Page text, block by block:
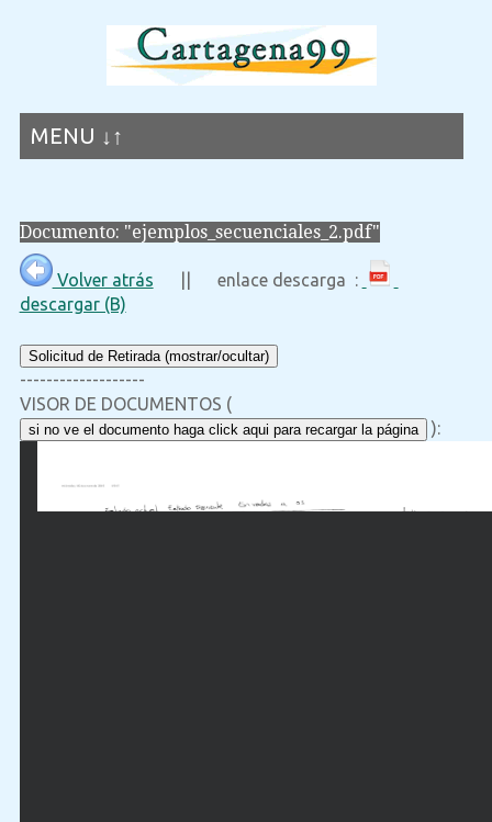
MENU ↓↑
Documento: "ejemplos_secuenciales_2.pdf"
Volver atrás || enlace descarga :
descargar (B)
Solicitud de Retirada (mostrar/ocultar)
-------------------
VISOR DE DOCUMENTOS (
si no ve el documento haga click aqui para recargar la página ):